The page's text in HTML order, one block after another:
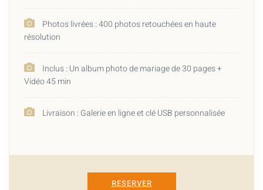
Photos livrées : 400 photos retouchées en haute
résolution
Inclus : Un album photo de mariage de 30 pages +
Vidéo 45 min
Livraison : Galerie en ligne et clé USB personnalisée
RESERVER